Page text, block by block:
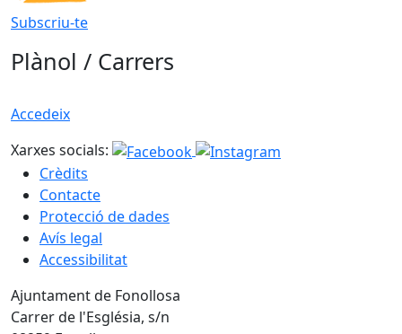
Subscriu-te
Plànol / Carrers
Accedeix
Xarxes socials:
Crèdits
Contacte
Protecció de dades
Avís legal
Accessibilitat
Ajuntament de Fonollosa
Carrer de l'Església, s/n